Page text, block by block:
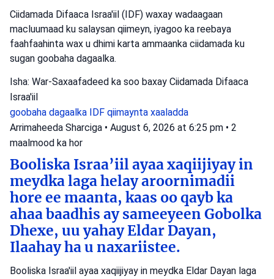
Ciidamada Difaaca Israa'iil (IDF) waxay wadaagaan
macluumaad ku salaysan qiimeyn, iyagoo ka reebaya
faahfaahinta wax u dhimi karta ammaanka ciidamada ku
sugan goobaha dagaalka.
Isha: War-Saxaafadeed ka soo baxay Ciidamada Difaaca
Israa'iil
goobaha dagaalka IDF qiimaynta xaaladda
Arrimaheeda Sharciga • August 6, 2026 at 6:25 pm • 2
maalmood ka hor
Booliska Israa’iil ayaa xaqiijiyay in
meydka laga helay aroornimadii
hore ee maanta, kaas oo qayb ka
ahaa baadhis ay sameeyeen Gobolka
Dhexe, uu yahay Eldar Dayan,
Ilaahay ha u naxariistee.
Booliska Israa'iil ayaa xaqiijiyay in meydka Eldar Dayan laga